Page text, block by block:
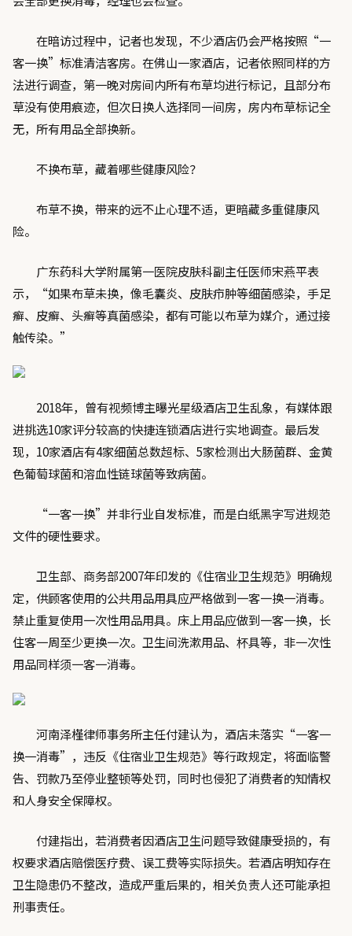
在暗访过程中，记者也发现，不少酒店仍会严格按照“一
客一换”标准清洁客房。在佛山一家酒店，记者依照同样的方
法进行调查，第一晚对房间内所有布草均进行标记，且部分布
草没有使用痕迹，但次日换人选择同一间房，房内布草标记全
无，所有用品全部换新。
不换布草，藏着哪些健康风险？
布草不换，带来的远不止心理不适，更暗藏多重健康风
险。
广东药科大学附属第一医院皮肤科副主任医师宋燕平表
示，“如果布草未换，像毛囊炎、皮肤疖肿等细菌感染，手足
癣、皮癣、头癣等真菌感染，都有可能以布草为媒介，通过接
触传染。”
2018年，曾有视频博主曝光星级酒店卫生乱象，有媒体跟
进挑选10家评分较高的快捷连锁酒店进行实地调查。最后发
现，10家酒店有4家细菌总数超标、5家检测出大肠菌群、金黄
色葡萄球菌和溶血性链球菌等致病菌。
“一客一换”并非行业自发标准，而是白纸黑字写进规范
文件的硬性要求。
卫生部、商务部2007年印发的《住宿业卫生规范》明确规
定，供顾客使用的公共用品用具应严格做到一客一换一消毒。
禁止重复使用一次性用品用具。床上用品应做到一客一换，长
住客一周至少更换一次。卫生间洗漱用品、杯具等，非一次性
用品同样须一客一消毒。
河南泽槿律师事务所主任付建认为，酒店未落实“一客一
换一消毒”，违反《住宿业卫生规范》等行政规定，将面临警
告、罚款乃至停业整顿等处罚，同时也侵犯了消费者的知情权
和人身安全保障权。
付建指出，若消费者因酒店卫生问题导致健康受损的，有
权要求酒店赔偿医疗费、误工费等实际损失。若酒店明知存在
卫生隐患仍不整改，造成严重后果的，相关负责人还可能承担
刑事责任。